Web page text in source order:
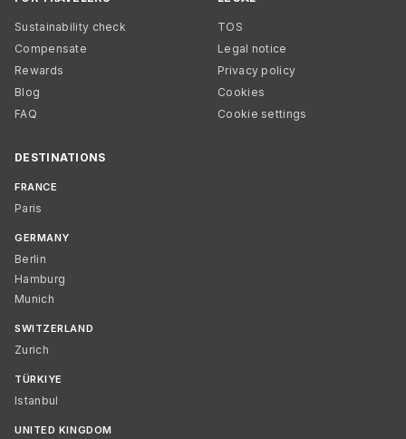
Sustainability check
Compensate
Rewards
Blog
FAQ
TOS
Legal notice
Privacy policy
Cookies
Cookie settings
DESTINATIONS
FRANCE
Paris
GERMANY
Berlin
Hamburg
Munich
SWITZERLAND
Zurich
TÜRKIYE
Istanbul
UNITED KINGDOM